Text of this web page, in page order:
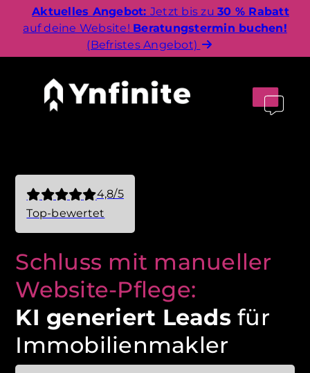
Aktuelles Angebot: Jetzt bis zu30 % Rabatt
auf deine Website! Beratungstermin buchen!
(Befristes Angebot)
4,8/5
Top-bewertet
Schluss mit manueller
Website-Pflege:
KI generiert Leadsfür
Immobilienmakler